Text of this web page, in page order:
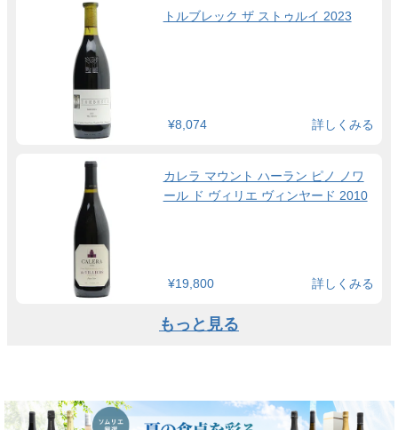
トルブレック ザ ストゥルイ 2023
¥8,074 詳しくみる
カレラ マウント ハーラン ピノ ノワ
ール ド ヴィリエ ヴィンヤード 2010
¥19,800 詳しくみる
もっと見る